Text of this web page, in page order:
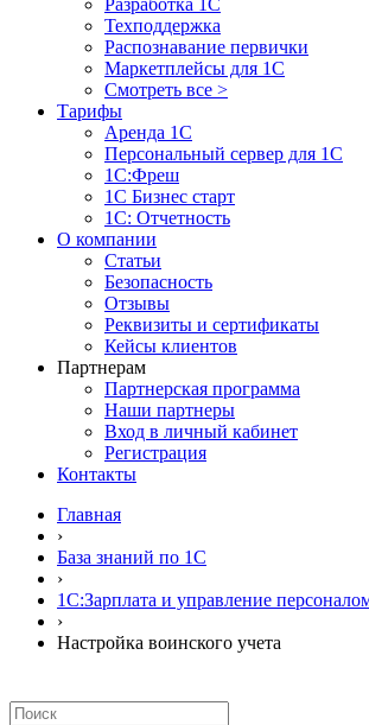
Разработка 1С
Техподдержка
Распознавание первички
Маркетплейсы для 1С
Смотреть все >
Тарифы
Аренда 1С
Персональный сервер для 1С
1С:Фреш
1С Бизнес старт
1С: Отчетность
О компании
Статьи
Безопасность
Отзывы
Реквизиты и сертификаты
Кейсы клиентов
Партнерам
Партнерская программа
Наши партнеры
Вход в личный кабинет
Регистрация
Контакты
Главная
›
База знаний по 1С
›
1С:Зарплата и управление
›
Настройка воинского учета